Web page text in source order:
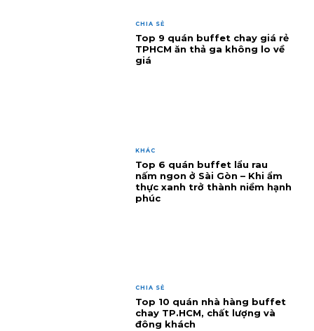
CHIA SẺ
Top 9 quán buffet chay giá rẻ
TPHCM ăn thả ga không lo về
giá
KHÁC
Top 6 quán buffet lẩu rau
nấm ngon ở Sài Gòn – Khi ẩm
thực xanh trở thành niềm hạnh
phúc
CHIA SẺ
Top 10 quán nhà hàng buffet
chay TP.HCM, chất lượng và
đông khách